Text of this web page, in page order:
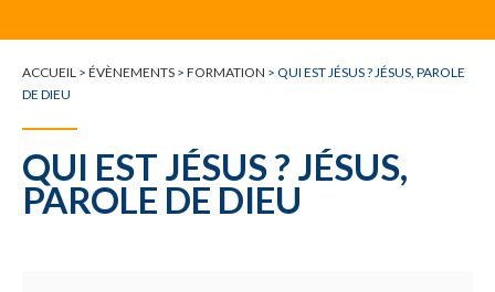
Choisir ma paroisse par commune
Une commune
ACCUEIL > ÉVÈNEMENTS > FORMATION > QUI EST JÉSUS ? JÉSUS, PAROLE
DE DIEU
QUI EST JÉSUS ? JÉSUS,
PAROLE DE DIEU